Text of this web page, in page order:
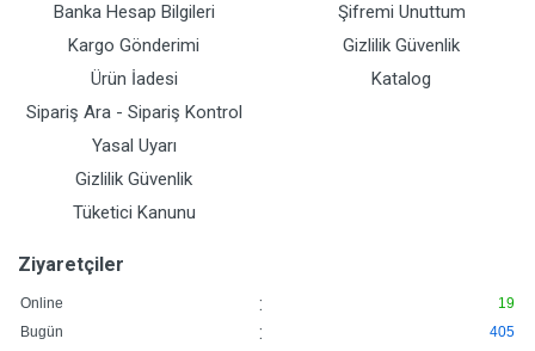
Banka Hesap Bilgileri
Kargo Gönderimi
Ürün İadesi
Sipariş Ara - Sipariş Kontrol
Yasal Uyarı
Gizlilik Güvenlik
Tüketici Kanunu
Şifremi Unuttum
Gizlilik Güvenlik
Katalog
Ziyaretçiler
Online :
19
Bugün
: 405